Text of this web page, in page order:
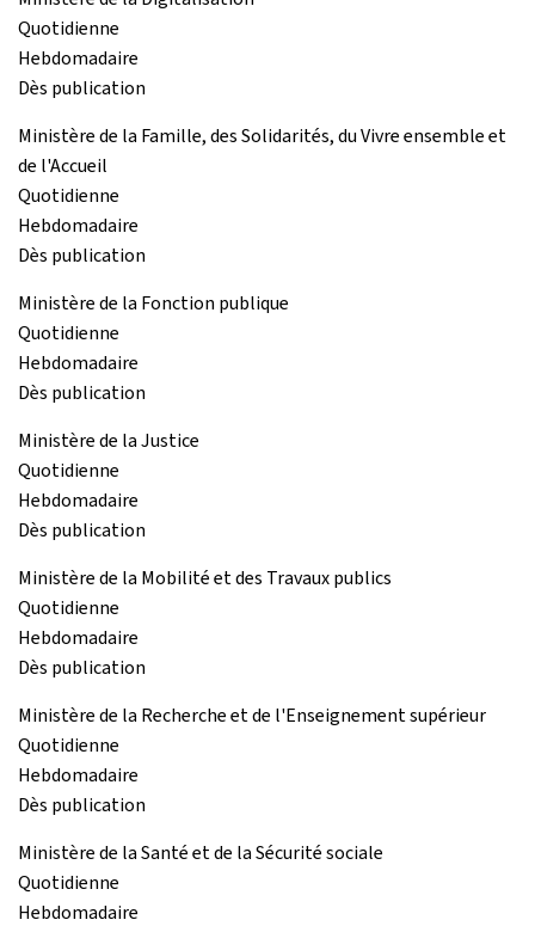
Quotidienne
Hebdomadaire
Dès publication
Ministère de la Famille, des Solidarités, du Vivre ensemble et
de l'Accueil
Quotidienne
Hebdomadaire
Dès publication
Ministère de la Fonction publique
Quotidienne
Hebdomadaire
Dès publication
Ministère de la Justice
Quotidienne
Hebdomadaire
Dès publication
Ministère de la Mobilité et des Travaux publics
Quotidienne
Hebdomadaire
Dès publication
Ministère de la Recherche et de l'Enseignement supérieur
Quotidienne
Hebdomadaire
Dès publication
Ministère de la Santé et de la Sécurité sociale
Quotidienne
Hebdomadaire